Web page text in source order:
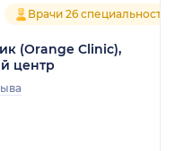
Врачи 26 специальностей
(Orange Clinic),
центр